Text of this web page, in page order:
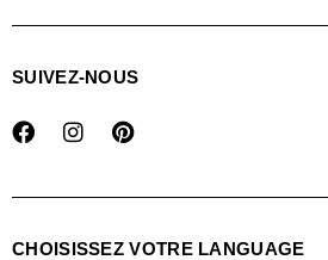
SUIVEZ-NOUS
CHOISISSEZ VOTRE LANGUAGE